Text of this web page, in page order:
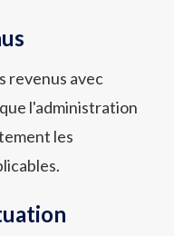
revenus avec
l'administration
les